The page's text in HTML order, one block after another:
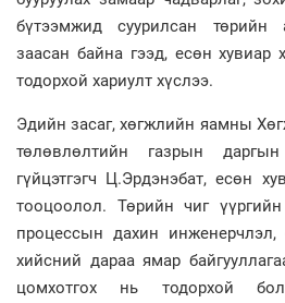
бүтээмжид суурилсан
заасан байна гээд, есөн хувиар
тодорхой хариулт хүслээ.
Эдийн засаг, хөгжлийн яамны
төлөвлөлтийн газрын
гүйцэтгэгч Ц.Эрдэнэбат, есөн
тооцоолол. Төрийн чиг
процессын дахин
хийсний дараа ямар
цомхотгох нь тодорхой